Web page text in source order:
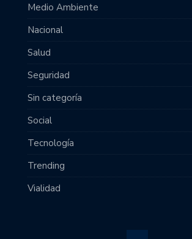
Medio Ambiente
Nacional
Salud
Seguridad
Sin categoría
Social
Tecnología
Trending
Vialidad